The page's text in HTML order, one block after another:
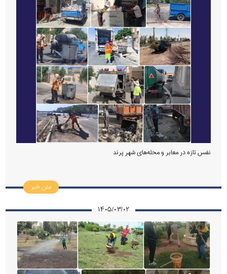
نفس تازه در معابر و محله‌های شهر پرند
متن خبر
۱۴۰۵/۰۳/۰۲